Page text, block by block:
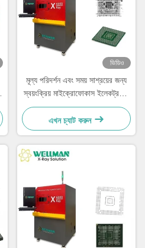
ভিডিও
মূল্য পরিদর্শন এবং সময় সাশ্রয়ের জন্য
স্বয়ংক্রিয় মাইক্রোফোকাস ইলেকট্রনিক্স
এক্স-রে পরিদর্শন সিস্টেম
এখন চ্যাট করুন